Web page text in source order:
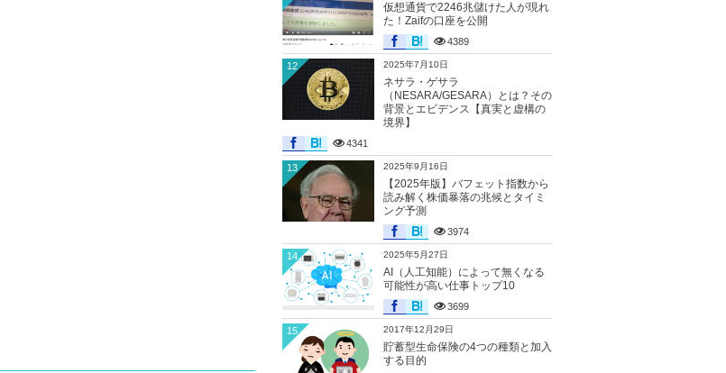
仮想通貨で2246兆儲けた人が現れ
た！Zaifの口座を公開
4389
2025年7月10日
ネサラ・ゲサラ
（NESARA/GESARA）とは？その
背景とエビデンス【真実と虚構の
境界】
4341
12
2025年9月16日
【2025年版】バフェット指数から
読み解く株価暴落の兆候とタイミ
ング予測
3974
13
2025年5月27日
AI（人工知能）によって無くなる
可能性が高い仕事トップ10
3699
14
2017年12月29日
貯蓄型生命保険の4つの種類と加入
する目的
15